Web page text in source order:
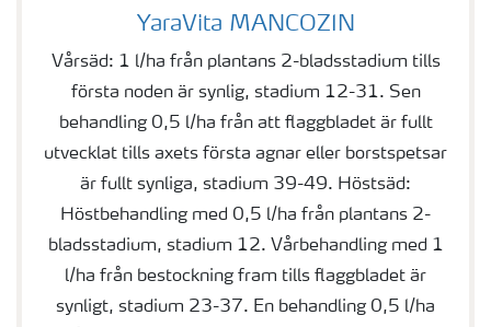
YaraVita MANCOZIN
Vårsäd: 1 l/ha från plantans 2-bladsstadium tills
första noden är synlig, stadium 12-31. Sen
behandling 0,5 l/ha från att flaggbladet är fullt
utvecklat tills axets första agnar eller borstspetsar
är fullt synliga, stadium 39-49. Höstsäd:
Höstbehandling med 0,5 l/ha från plantans 2-
bladsstadium, stadium 12. Vårbehandling med 1
l/ha från bestockning fram tills flaggbladet är
synligt, stadium 23-37. En behandling 0,5 l/ha